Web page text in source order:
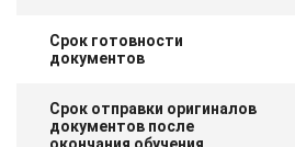
Срок готовности
документов
Срок отправки оригиналов
документов после
окончания обучения